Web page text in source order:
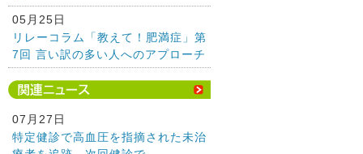
05月25日
リレーコラム「教えて！肥満症」第
7回 言い訳の多い人へのアプローチ
07月27日
特定健診で高血圧を指摘された未治